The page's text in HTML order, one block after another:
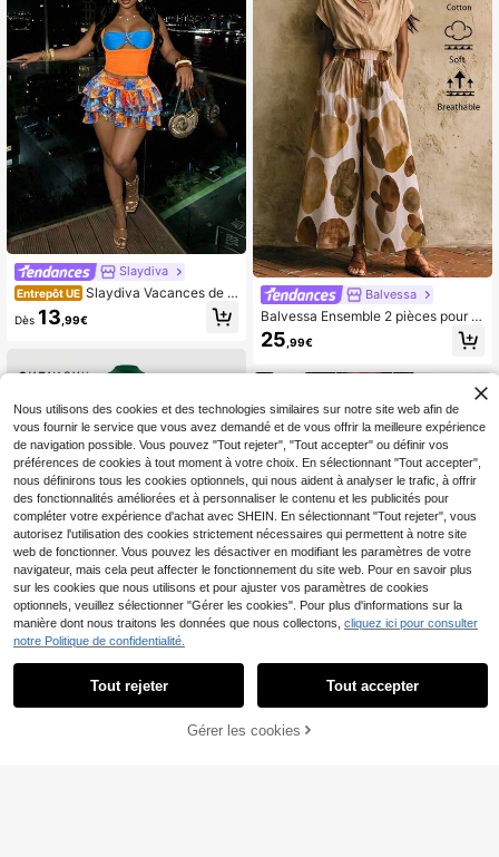
Slaydiva
Entrepôt UE Slaydiva Vacances de p
rintemps/été, bord de mer, élégant, r
omantique, soirée sexy, rendez-vou
me en trois pièces - T-shirt en maill
étalliques contrastantes avec une j
upe à volants multicouches.
Dès 13 ,99€
SHEIN SXY
Entrepôt UE SHEIN SXY 2 pièces Ens
emble t-shirt jaune d'été et pantalo
n large blocs de couleurs pour fem
Balvessa
Balvessa Ensemble 2 pièces pour fe
mmes : chemise décontractée kaki
& pantalon large imprimé à pois sur
25 ,99€
Slaydiva
Entrepôt UE
AJOUTER AU PANIER
Nous utilisons des cookies et des technologies similaires sur notre site web afin de
vous fournir le service que vous avez demandé et de vous offrir la meilleure expérience
de navigation possible. Vous pouvez "Tout rejeter", "Tout accepter" ou définir vos
préférences de cookies à tout moment à votre choix. En sélectionnant "Tout accepter",
nous définirons tous les cookies optionnels, qui nous aident à analyser le trafic, à offrir
des fonctionnalités améliorées et à personnaliser le contenu et les publicités pour
compléter votre expérience d'achat avec SHEIN. En sélectionnant "Tout rejeter", vous
autorisez l'utilisation des cookies strictement nécessaires qui permettent à notre site
web de fonctionner. Vous pouvez les désactiver en modifiant les paramètres de votre
navigateur, mais cela peut affecter le fonctionnement du site web. Pour en savoir plus
sur les cookies que nous utilisons et pour ajuster vos paramètres de cookies
optionnels, veuillez sélectionner "Gérer les cookies". Pour plus d'informations sur la
manière dont nous traitons les données que nous collectons, cliquez ici pour consulter
notre Politique de confidentialité.
Tout rejeter Tout accepter
Gérer les cookies